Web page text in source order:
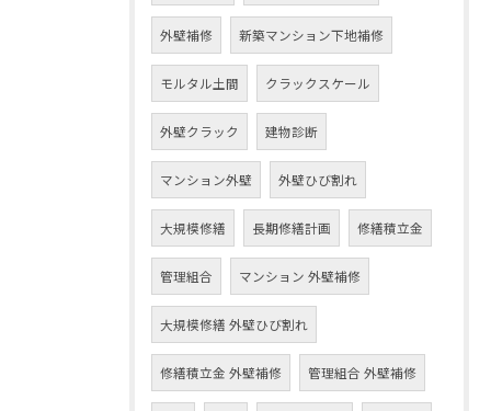
外壁補修 新築マンション下地補修
モルタル土間 クラックスケール
外壁クラック 建物診断
マンション外壁 外壁ひび割れ
大規模修繕 長期修繕計画 修繕積立金
管理組合 マンション 外壁補修
大規模修繕 外壁ひび割れ
修繕積立金 外壁補修 管理組合 外壁補修